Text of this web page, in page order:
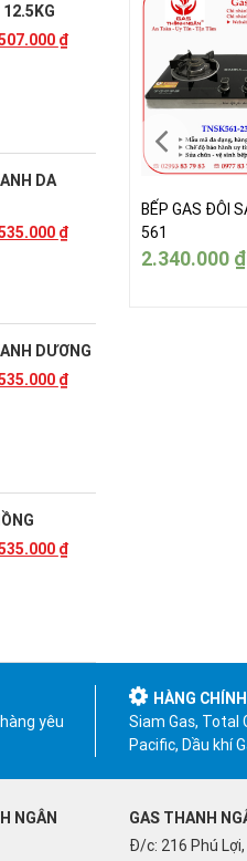
TECH
BẾP GAS ĐÔI
561
2.340.000 ₫
₫
DA
₫
DƯƠNG
₫
₫
yêu
HÀNG
Siam Gas, Total
Pacific, Dầu khí
NGÂN
GAS THANH
Đ/c: 216 Phú